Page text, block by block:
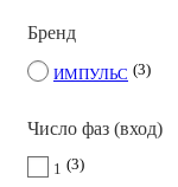
Бренд
ИМПУЛЬС 3
Число фаз (вход)
1 3